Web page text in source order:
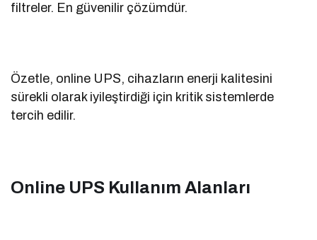
filtreler. En güvenilir çözümdür.
Özetle, online UPS, cihazların enerji kalitesini
sürekli olarak iyileştirdiği için kritik sistemlerde
tercih edilir.
Online UPS Kullanım Alanları